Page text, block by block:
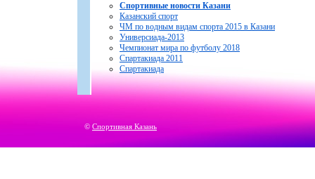
Спортивные новости Казани
Казанский спорт
ЧМ по водным видам спорта 2015 в Казани
Универсиада-2013
Чемпионат мира по футболу 2018
Спартакиада 2011
Спартакиада
© Спортивная Казань